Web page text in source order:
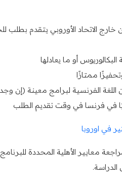
خارج الاتحاد الأوروبي يتقدم
أو ما يعادلها
ممتازًا
اللغة الفرنسية لبرامج معينة (إن
في فرنسا في وقت تقديم الطلب
في اوروبا
معايير الأهلية المحددة
الدراسة.